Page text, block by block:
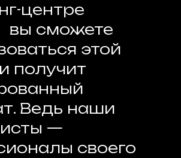
центре
вы сможете
этой
получит
Ведь наши
—
своего